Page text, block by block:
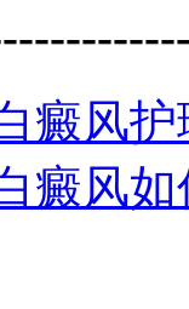
癜风
癜风